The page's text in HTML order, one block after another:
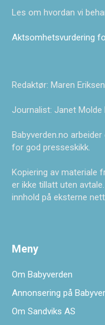
Les om hvordan vi
Aktsomhetsvurdering
Redaktør: Maren Eriksen
Journalist: Janet Molde
Babyverden.no
for god presseskikk.
Kopiering av materiale
er ikke tillatt uten
innhold på eksterne
Meny
Om Babyverden
Annonsering på
Om Sandviks AS